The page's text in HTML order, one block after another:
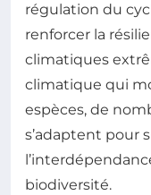
régulation du
renforcer la
climatiques
climatique qui
espèces, de
s’adaptent pour
biodiversité.